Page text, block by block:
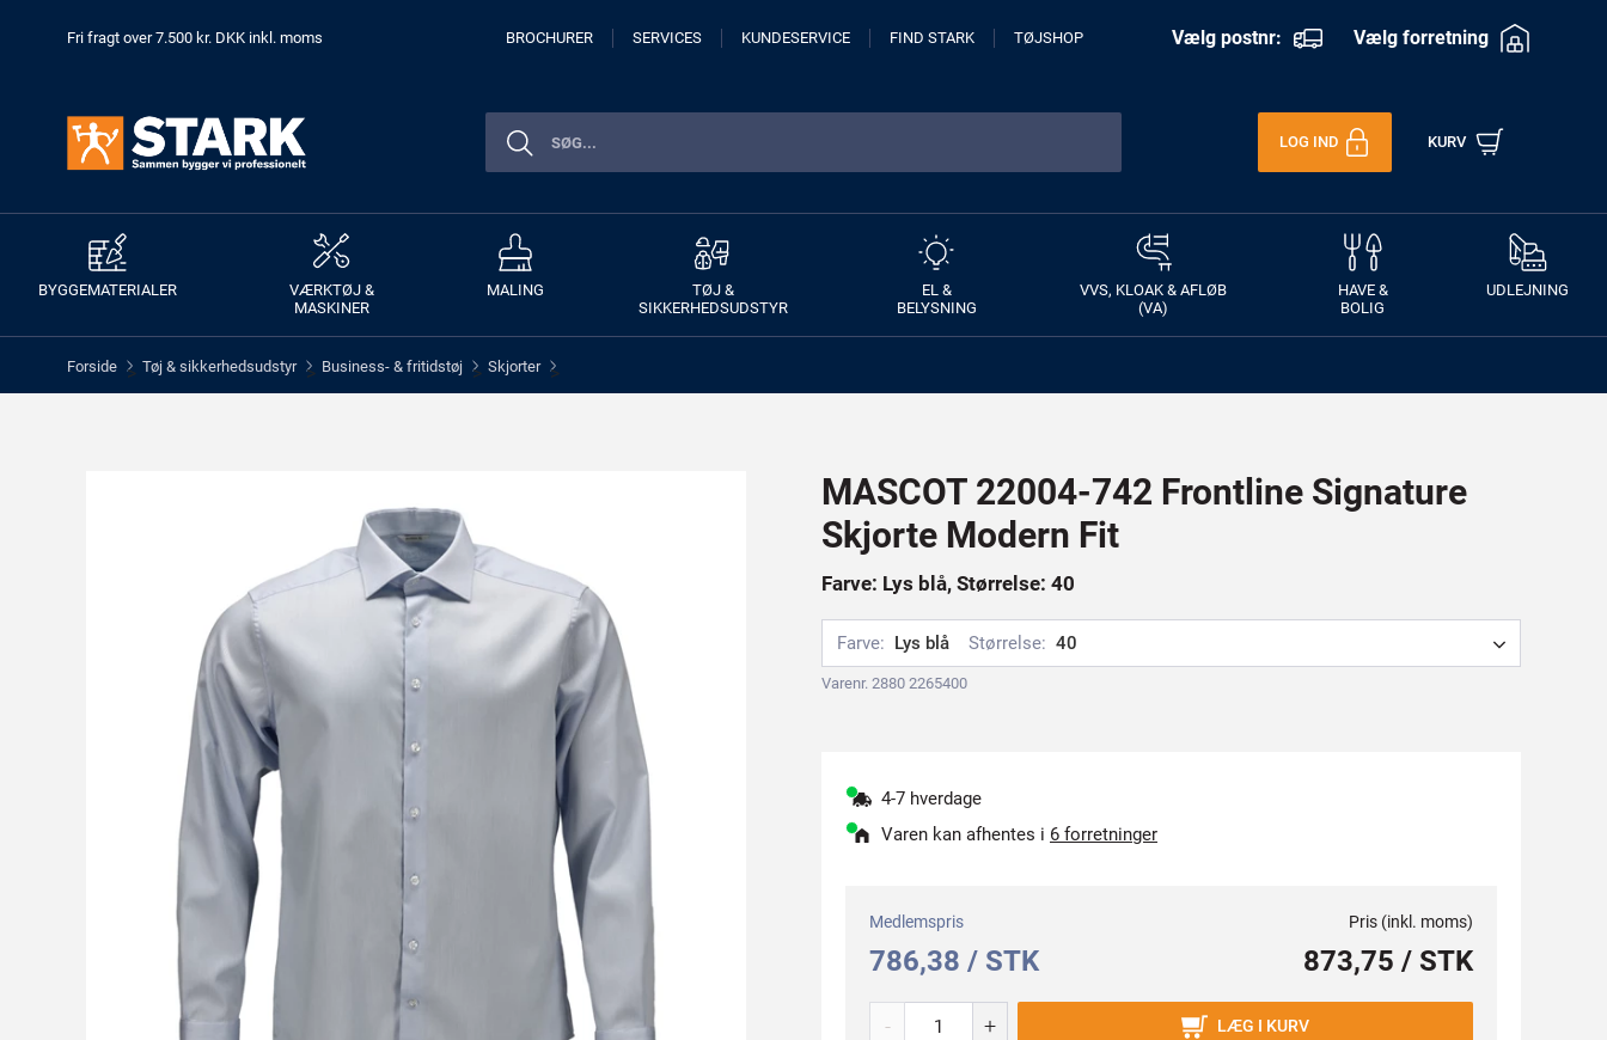
Fri fragt over 7.500 kr. DKK inkl. moms BROCHURER SERVICES KUNDESERVICE FIND STARK TØJSHOP Vælg postnr: Vælg forretning
LOG IND KURV
BYGGEMATERIALER
VÆRKTØJ &
MASKINER
MALING
TØJ &
SIKKERHEDSUDSTYR
EL &
BELYSNING
VVS, KLOAK & AFLØB
(VA)
HAVE &
BOLIG
UDLEJNING
Forside > Tøj & sikkerhedsudstyr > Business- & fritidstøj > Skjorter >
MASCOT 22004-742 Frontline Signature
Skjorte Modern Fit
Farve: Lys blå, Størrelse: 40
Farve: Lys blå Størrelse: 40
Varenr. 2880 2265400
4-7 hverdage
Varen kan afhentes i 6 forretninger
Medlemspris
786,38 / STK
Pris (inkl. moms)
873,75 / STK
- + LÆG I KURV